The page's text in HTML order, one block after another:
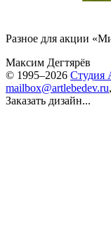
Разное для акции
Максим Дегтярёв
© 1995–2026 Студия
mailbox@artlebedev.ru,
Заказать дизайн...